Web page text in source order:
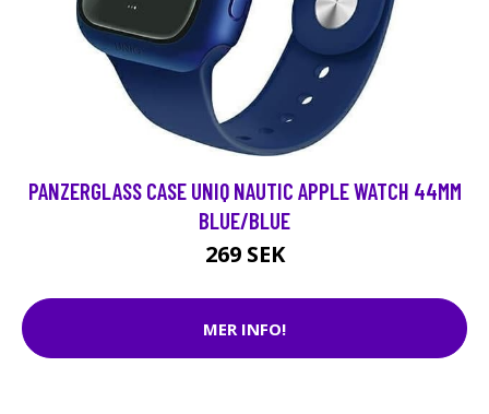
PANZERGLASS CASE UNIQ NAUTIC APPLE WATCH 44MM
BLUE/BLUE
269 SEK
MER INFO!